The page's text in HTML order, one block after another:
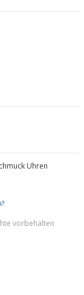
Uhren
vorbehalten